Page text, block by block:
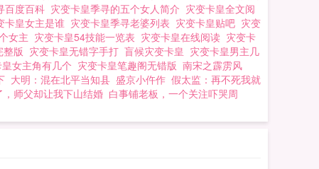
百度百科 灾变卡皇季寻的五个女人简介 灾变卡皇全文阅
卡皇女主是谁 灾变卡皇季寻老婆列表 灾变卡皇贴吧 灾变
女主 灾变卡皇54技能一览表 灾变卡皇在线阅读 灾变卡
整版 灾变卡皇无错字手打 盲候灾变卡皇 灾变卡皇男主几
女主角有几个 灾变卡皇笔趣阁无错版 南宋之霹雳风
大明：混在北平当知县 盛京小仵作 假太监：再不死我就
，师父却让我下山结婚 白事铺老板，一个关注吓哭周